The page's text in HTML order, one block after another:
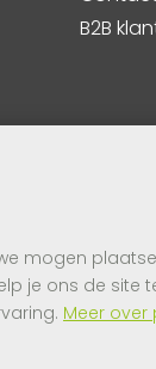
mogen
je ons de site
Meer over
B2B